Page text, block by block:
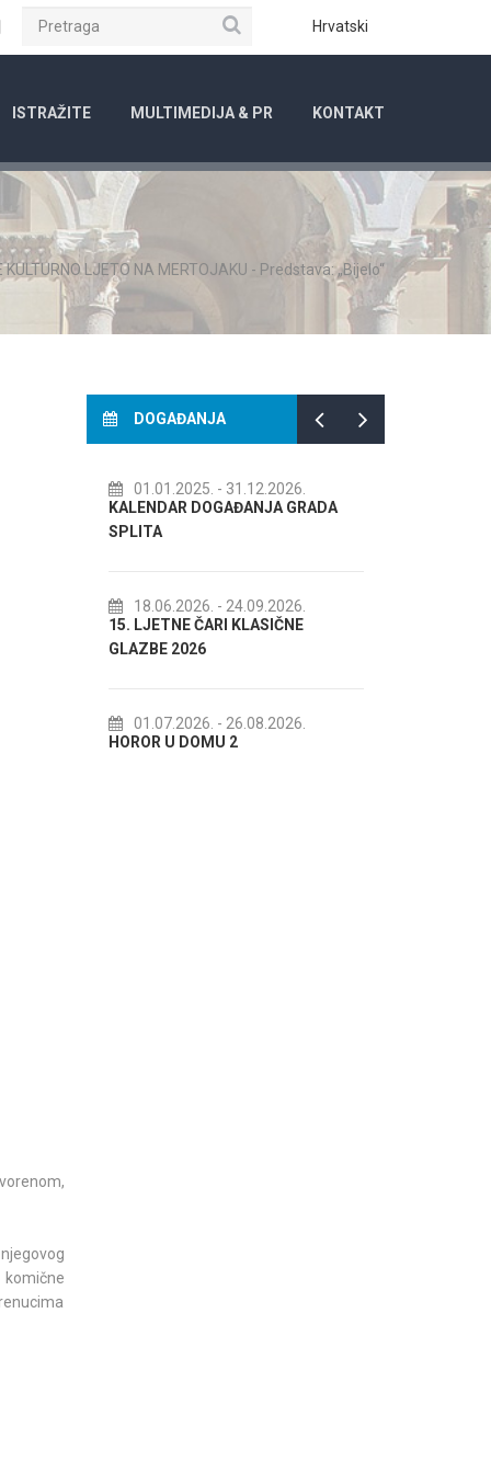
Instagram Hrvatski
Pretraga
ISTRAŽITE MULTIMEDIJA & PR KONTAKT
KULTURNO LJETO NA MERTOJAKU - Predstava: „Bijelo“
DOGAĐANJA
01.01.2025. - 31.12.2026.
KALENDAR DOGAĐANJA GRADA
SPLITA
18.06.2026. - 24.09.2026.
15. LJETNE ČARI KLASIČNE
GLAZBE 2026
01.07.2026. - 26.08.2026.
HOROR U DOMU 2